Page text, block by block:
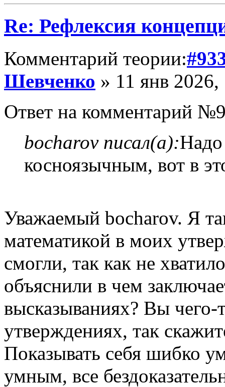
Re: Рефлексия
Комментарий теории:
Шевченко » 11 янв 2026,
Ответ на комментарий
bocharov писал(а):
косноязычным, вот в
Уважаемый bocharov. Я
математикой в моих
смогли, так как не
объяснили в чем
высказываниях? Вы
утверждениях, так
Показывать себя шибко
умным, все